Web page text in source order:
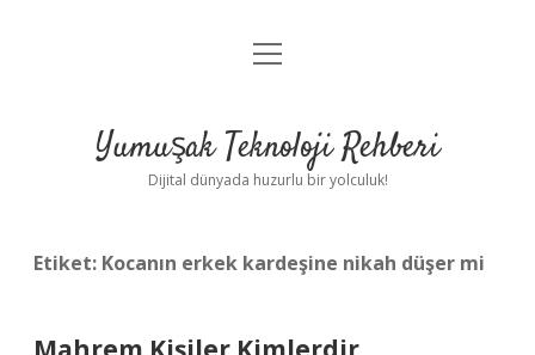
Anasayfa
Yasal Uyarı
menüyü
Yumuşak Teknoloji Rehberi
Dijital dünyada huzurlu bir yolculuk!
Etiket: Kocanın erkek kardeşine nikah düşer mi